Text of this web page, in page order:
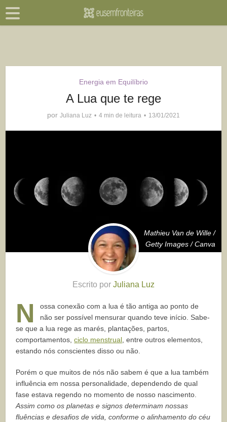
Energia em Equilíbrio
A Lua que te rege
por Juliana Luz 4 min de leitura 13/01/2021
Mathieu Van de Wille /
Getty Images / Canva
Escrito por Juliana Luz
N
ossa conexão com a lua é tão antiga ao ponto de
não ser possível mensurar quando teve início. Sabe-
se que a lua rege as marés, plantações, partos,
comportamentos,ciclo menstrual, entre outros elementos,
estando nós conscientes disso ou não.
Porém o que muitos de nós não sabem é que a lua também
influência em nossa personalidade, dependendo de qual
fase estava regendo no momento de nosso nascimento.
Assim como os planetas e signos determinam nossas
fluências e desafios de vida, conforme o alinhamento do céu